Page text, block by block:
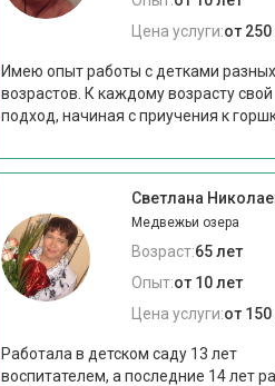
Цена услуги:от
Имею опыт работы с детками разных
возрастов. К каждому возрасту свой
подход, начиная с приучения к
Светлана
Медвежьи озера
Возраст:65 лет
Опыт:от 10 лет
Цена услуги:от
Работала в детском саду 13 лет
воспитателем, а последние 14 лет